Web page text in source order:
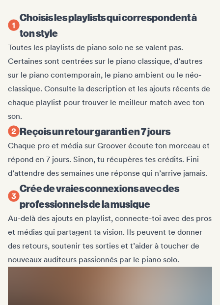
Choisis les playlists qui correspondent à
ton style
Toutes les playlists de piano solo ne se valent pas.
Certaines sont centrées sur le piano classique, d’autres
sur le piano contemporain, le piano ambient ou le néo-
classique. Consulte la description et les ajouts récents de
chaque playlist pour trouver le meilleur match avec ton
son.
Reçois un retour garanti en 7 jours
Chaque pro et média sur Groover écoute ton morceau et
répond en 7 jours. Sinon, tu récupères tes crédits. Fini
d’attendre des semaines une réponse qui n’arrive jamais.
Crée de vraies connexions avec des
professionnels de la musique
Au-delà des ajouts en playlist, connecte-toi avec des pros
et médias qui partagent ta vision. Ils peuvent te donner
des retours, soutenir tes sorties et t’aider à toucher de
nouveaux auditeurs passionnés par le piano solo.